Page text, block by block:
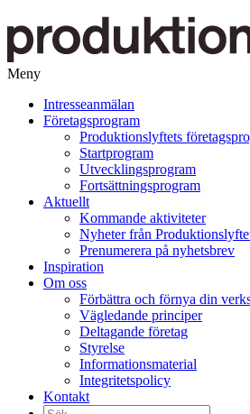
Meny
vidare
Intresseanmälan
Företagsprogram
Produktionslyftets
Startprogram
Utvecklingsprogram
Fortsättningsprogram
Aktuellt
Kommande aktiviteter
Nyheter från
Prenumerera på nyhetsbrev
Inspiration
Om oss
Förbättra och förnya din
Vägledande principer
Deltagande företag
Styrelse
Informationsmaterial
Integritetspolicy
Kontakt